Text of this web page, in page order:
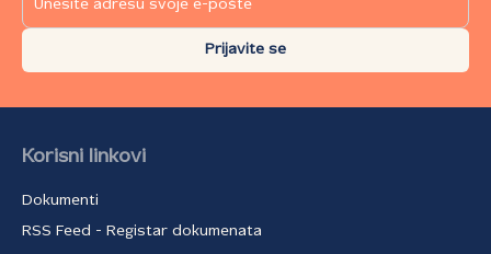
Prijavite se
Korisni linkovi
Dokumenti
RSS Feed - Registar dokumenata